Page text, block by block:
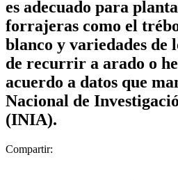
es adecuado para
forrajeras como el
blanco y variedades de
de recurrir a arado o
acuerdo a datos que
Nacional de
(INIA).
Compartir: